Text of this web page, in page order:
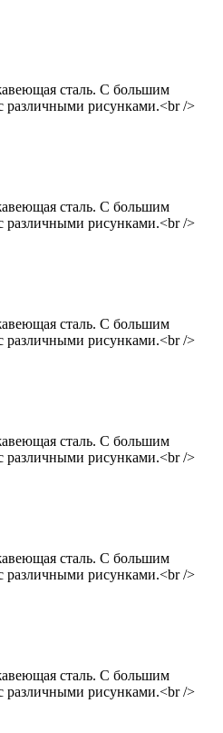
сталь. С большим
различными рисунками.<br />
сталь. С большим
различными рисунками.<br />
сталь. С большим
различными рисунками.<br />
сталь. С большим
различными рисунками.<br />
сталь. С большим
различными рисунками.<br />
сталь. С большим
различными рисунками.<br />